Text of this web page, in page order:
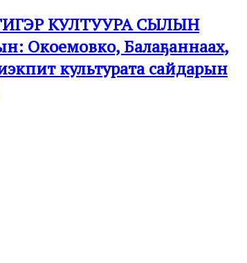
КУЛТУУРА СЫЛЫН
Окоемовко, Балаҕаннаах,
культурата сайдарын